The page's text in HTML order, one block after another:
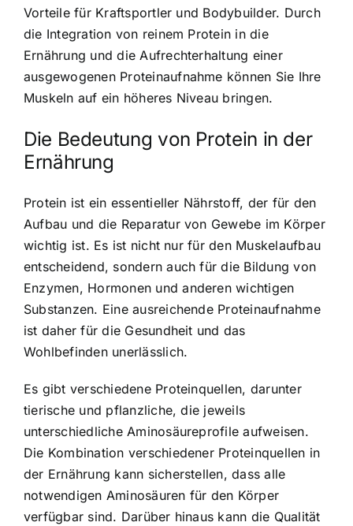
Vorteile für Kraftsportler und Bodybuilder. Durch
die Integration von reinem Protein in die
Ernährung und die Aufrechterhaltung einer
ausgewogenen Proteinaufnahme können Sie Ihre
Muskeln auf ein höheres Niveau bringen.
Die Bedeutung von Protein in der
Ernährung
Protein ist ein essentieller Nährstoff, der für den
Aufbau und die Reparatur von Gewebe im Körper
wichtig ist. Es ist nicht nur für den Muskelaufbau
entscheidend, sondern auch für die Bildung von
Enzymen, Hormonen und anderen wichtigen
Substanzen. Eine ausreichende Proteinaufnahme
ist daher für die Gesundheit und das
Wohlbefinden unerlässlich.
Es gibt verschiedene Proteinquellen, darunter
tierische und pflanzliche, die jeweils
unterschiedliche Aminosäureprofile aufweisen.
Die Kombination verschiedener Proteinquellen in
der Ernährung kann sicherstellen, dass alle
notwendigen Aminosäuren für den Körper
verfügbar sind. Darüber hinaus kann die Qualität